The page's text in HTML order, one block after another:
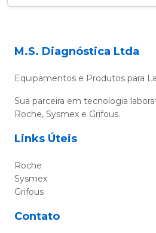
M.S. Diagnóstica Ltda
Equipamentos e Produtos para
Sua parceira em tecnologia
Roche, Sysmex e Grifous.
Links Úteis
Roche
Sysmex
Grifous
Contato